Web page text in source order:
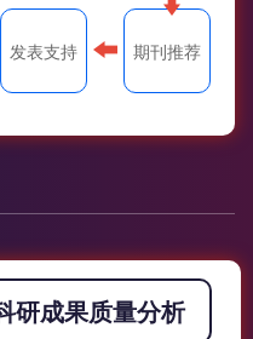
发表支持 期刊推荐
研成果质量分析